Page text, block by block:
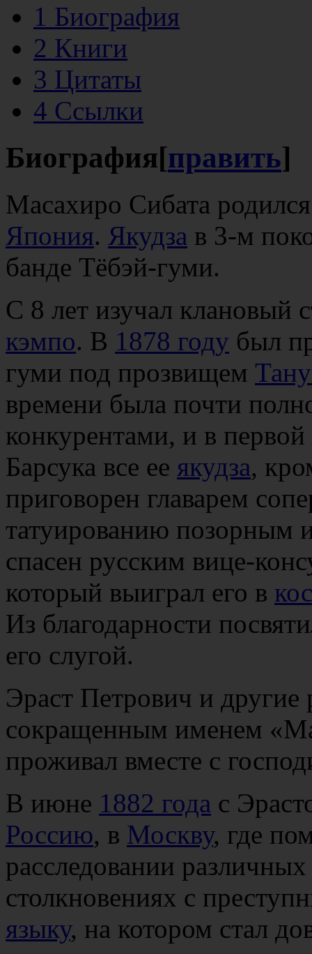
1 Биография
2 Книги
3 Цитаты
4 Ссылки
Биография[править]
Масахиро Сибата
Япония. Якудза в 3-м
банде Тёбэй-гуми.
С 8 лет изучал клановый
кэмпо. В 1878 году был
гуми под прозвищем
времени была почти
конкурентами, и в
Барсука все ее якудза,
приговорен главарем
татуированию позорным
спасен русским вице-
который выиграл его в
Из благодарности
его слугой.
Эраст Петрович и другие
сокращенным именем
проживал вместе с
В июне 1882 года с
Россию, в Москву, где
расследовании
столкновениях с
языку, на котором стал